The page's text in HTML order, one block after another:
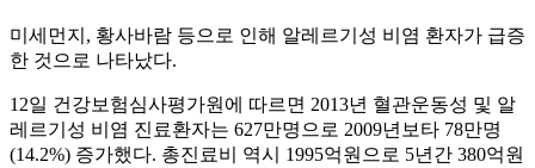
미세먼지, 황사바람 등으로 인해 알레르기성 비염 환자가 급증
한 것으로 나타났다.
12일 건강보험심사평가원에 따르면 2013년 혈관운동성 및 알
레르기성 비염 진료환자는 627만명으로 2009년보타 78만명
(14.2%) 증가했다. 총진료비 역시 1995억원으로 5년간 380억원